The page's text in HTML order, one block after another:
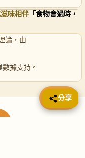
味相伴 「食物會過時，
論，由
據支持。
📤 分享
分享